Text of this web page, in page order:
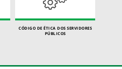
CÓDIGO DE ÉTICA DOS SERVIDORES
PÚBLICOS